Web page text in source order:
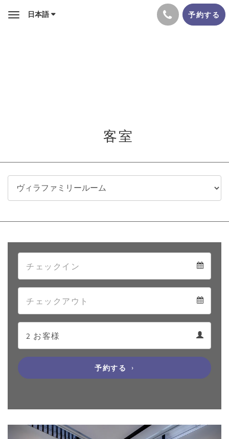
Toggle日本語 予約する
客室
calendar
予約する
Previous